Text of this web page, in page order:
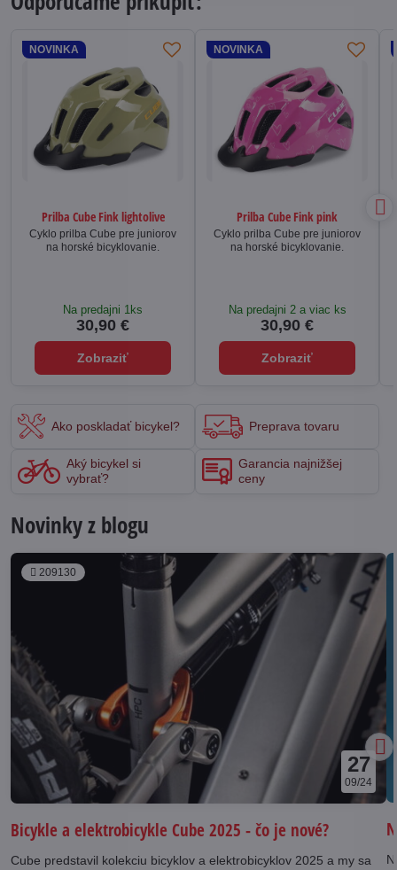
Novinky z blogu
209130
27
09/24
Bicykle a elektrobicykle Cube 2025 - čo je nové?
Cube predstavil kolekciu bicyklov a elektrobicyklov 2025 a my sa
NOVINKA
Prilba Cube Fink lightolive
Cyklo prilba Cube pre juniorov
na horské bicyklovanie.
Na predajni 1ks
30,90 €
Zobraziť
NOVINKA
Prilba Cube Fink pink
Cyklo prilba Cube pre juniorov
na horské bicyklovanie.
Na predajni 2 a viac ks
30,90 €
Zobraziť
Ako poskladať bicykel? Preprava tovaru
Aký bicykel si
vybrať?
Garancia najnižšej
ceny